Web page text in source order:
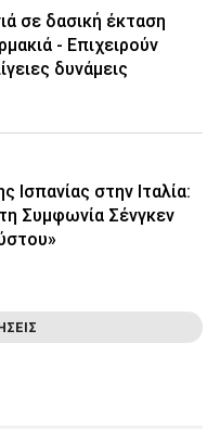
σε δασική έκταση
- Επιχειρούν
δυνάμεις
Ισπανίας στην Ιταλία:
Συμφωνία Σένγκεν